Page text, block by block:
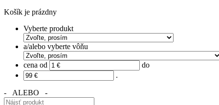
Košík je prázdny
Vyberte produkt
a/alebo vyberte vôňu
cena od
do
.
- ALEBO -